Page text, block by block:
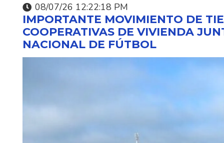
08/07/26 12:22:18 PM
IMPORTANTE MOVIMIENTO DE
COOPERATIVAS DE VIVIENDA
NACIONAL DE FÚTBOL
DESTACADAS,NOTICIAS,
06/08/26 9:03:44 PM
APELACIONES
LAS CONDENAS A
EXMILITARES POR EL